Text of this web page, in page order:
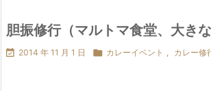
胆振修行（マルトマ食堂、大きな
 2014 年 11 月 1 日  カレーイベント , カレー修